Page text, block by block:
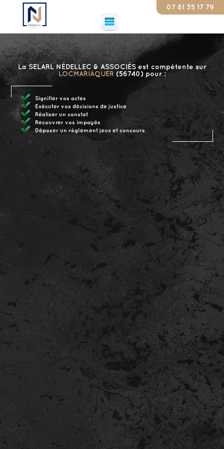
07 81 35 17 79
La SELARL NÉDELLEC & ASSOCIÉS est compétente sur
LOCMARIAQUER (56740) pour :
Signifier vos actes
Exécuter vos décisions de justice
Réaliser un constat
Recouvrer vos impayés
Déposer un règlement jeux et concours